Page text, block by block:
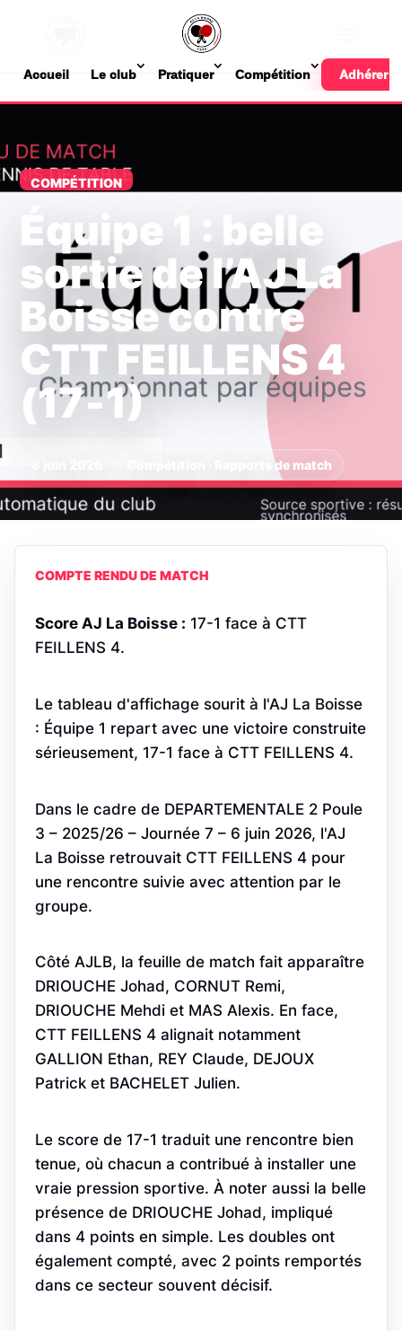
Accueil Le club Pratiquer Compétition Adhérer
COMPÉTITION
Équipe 1 : belle
sortie de l’AJ La
Boisse contre
CTT FEILLENS 4
(17‑1)
Compétition · Rapports de match
COMPTE RENDU DE MATCH
Score AJ La Boisse : 17-1 face à CTT
FEILLENS 4.
Le tableau d'affichage sourit à l'AJ La Boisse
: Équipe 1 repart avec une victoire construite
sérieusement, 17-1 face à CTT FEILLENS 4.
Dans le cadre de DEPARTEMENTALE 2 Poule
3 – 2025/26 – Journée 7 – 6 juin 2026, l'AJ
La Boisse retrouvait CTT FEILLENS 4 pour
une rencontre suivie avec attention par le
groupe.
Côté AJLB, la feuille de match fait apparaître
DRIOUCHE Johad, CORNUT Remi,
DRIOUCHE Mehdi et MAS Alexis. En face,
CTT FEILLENS 4 alignait notamment
GALLION Ethan, REY Claude, DEJOUX
Patrick et BACHELET Julien.
Le score de 17-1 traduit une rencontre bien
tenue, où chacun a contribué à installer une
vraie pression sportive. À noter aussi la belle
présence de DRIOUCHE Johad, impliqué
dans 4 points en simple. Les doubles ont
également compté, avec 2 points remportés
dans ce secteur souvent décisif.